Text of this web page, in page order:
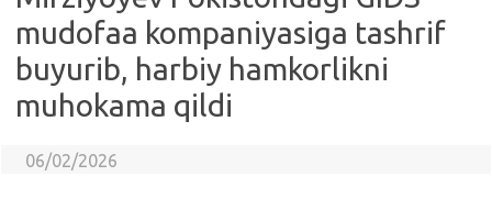
mudofaa kompaniyasiga tashrif
buyurib, harbiy hamkorlikni
muhokama qildi
06/02/2026